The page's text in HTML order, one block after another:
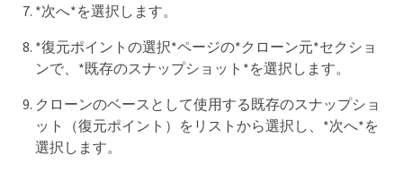
*次へ*を選択します。
*復元ポイントの選択*ページの*クローン元*セクショ
ンで、*既存のスナップショット*を選択します。
クローンのベースとして使用する既存のスナップショ
ット（復元ポイント）をリストから選択し、*次へ*を
選択します。